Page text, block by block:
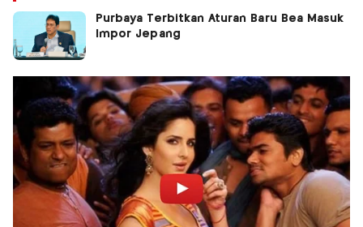
Purbaya Terbitkan Aturan Baru Bea Masuk
Impor Jepang